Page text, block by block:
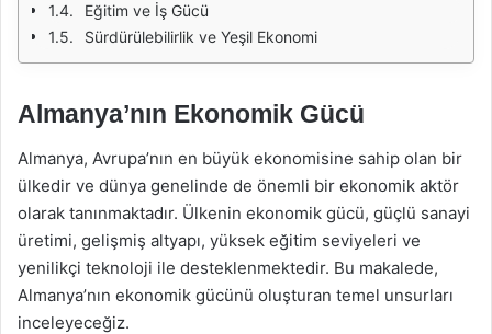
Eğitim ve İş Gücü
Sürdürülebilirlik ve Yeşil Ekonomi
Almanya’nın Ekonomik Gücü
Almanya, Avrupa’nın en büyük ekonomisine sahip olan bir
ülkedir ve dünya genelinde de önemli bir ekonomik aktör
olarak tanınmaktadır. Ülkenin ekonomik gücü, güçlü sanayi
üretimi, gelişmiş altyapı, yüksek eğitim seviyeleri ve
yenilikçi teknoloji ile desteklenmektedir. Bu makalede,
Almanya’nın ekonomik gücünü oluşturan temel unsurları
inceleyeceğiz.